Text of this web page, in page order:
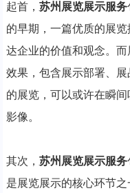
起首， 苏州展览展示服务
的早期，一篇优质的展
达企业的价值和观念。
效果，包含展示部署、
的展览，可以或许在瞬
影像。
其次， 苏州展览展示服务
是展览展示的核心环节